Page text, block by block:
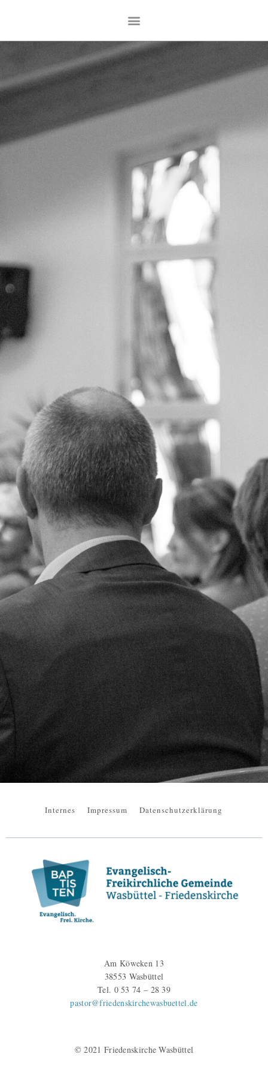
Internes Impressum Datenschutzerklärung
Am Köweken 13
38553 Wasbüttel
Tel. 0 53 74 – 28 39
pastor@friedenskirchewasbuettel.de
© 2021 Friedenskirche Wasbüttel